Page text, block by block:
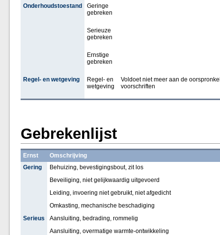
Onderhoudstoestand
Geringe
gebreken
Serieuze
gebreken
Ernstige
gebreken
Regel- en wetgeving
Regel- en
wetgeving
Voldoet niet meer aan de
voorschriften
Gebrekenlijst
Ernst
Omschrijving
Gering
Behuizing, bevestigingsbout, zit los
Beveiliging, niet gelijkwaardig uitgevoerd
Leiding, invoering niet gebruikt, niet afgedicht
Omkasting, mechanische beschadiging
Serieus
Aansluiting, bedrading, rommelig
Aansluiting, overmatige warmte-ontwikkeling